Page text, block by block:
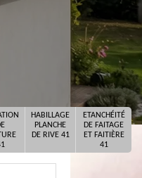
HABILLAGE
PLANCHE
DE RIVE 41
ETANCHÉITÉ
DE FAITAGE
ET FAITIÈRE
41